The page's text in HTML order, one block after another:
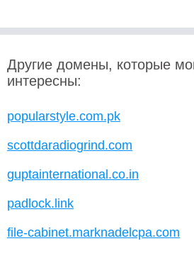
Другие домены, которые
интересны:
popularstyle.com.pk
scottdaradiogrind.com
guptainternational.co.in
padlock.link
file-cabinet.marknadelcpa.com